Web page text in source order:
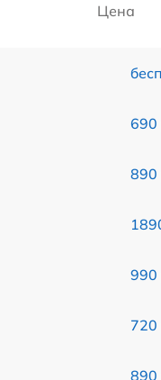
Цена
690
890
990
720
890